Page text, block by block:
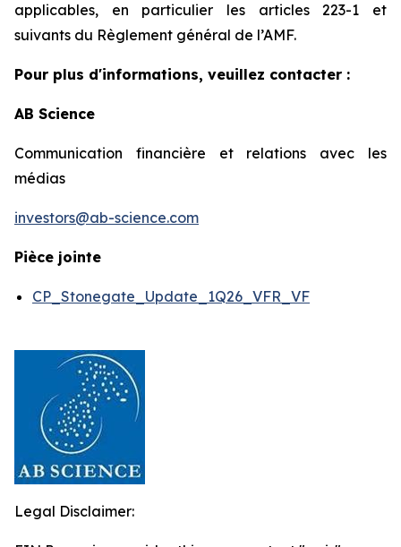
applicables, en particulier les articles 223-1 et
suivants du Règlement général de l’AMF.
Pour plus d'informations, veuillez contacter :
AB Science
Communication financière et relations avec les
médias
investors@ab-science.com
Pièce jointe
CP_Stonegate_Update_1Q26_VFR_VF
Legal Disclaimer: